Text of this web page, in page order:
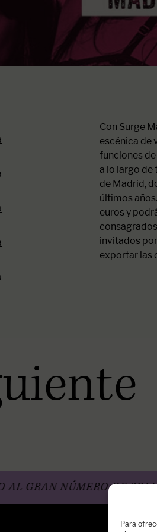
Para
Con Surge
escénica de
funciones
a lo largo de
de Madrid,
últimos
euros y
invitados
exportar las
NÚMERO DE